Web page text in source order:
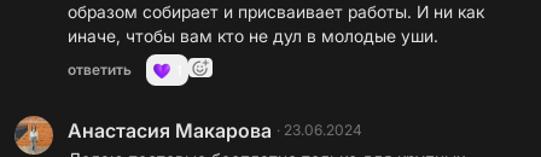
образом собирает и присваивает работы. И ни как
иначе, чтобы вам кто не дул в молодые уши.
ответить
Анастасия Макарова · 23.06.2024